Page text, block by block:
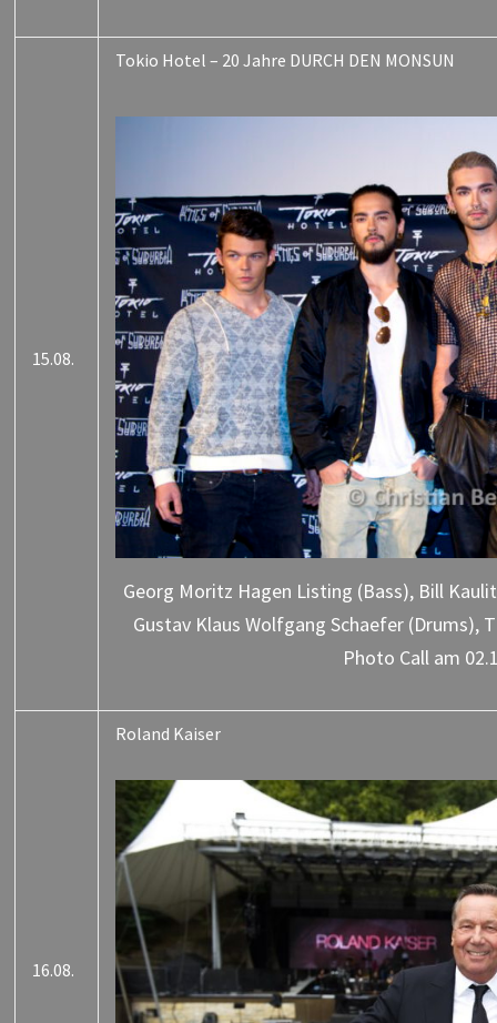
15.08.
Tokio Hotel – 20 Jahre DURCH DEN MONSUN
Georg Moritz Hagen Listing (Bass), Bill
Gustav Klaus Wolfgang Schaefer (Drums),
Photo Call am
16.08.
Roland Kaiser